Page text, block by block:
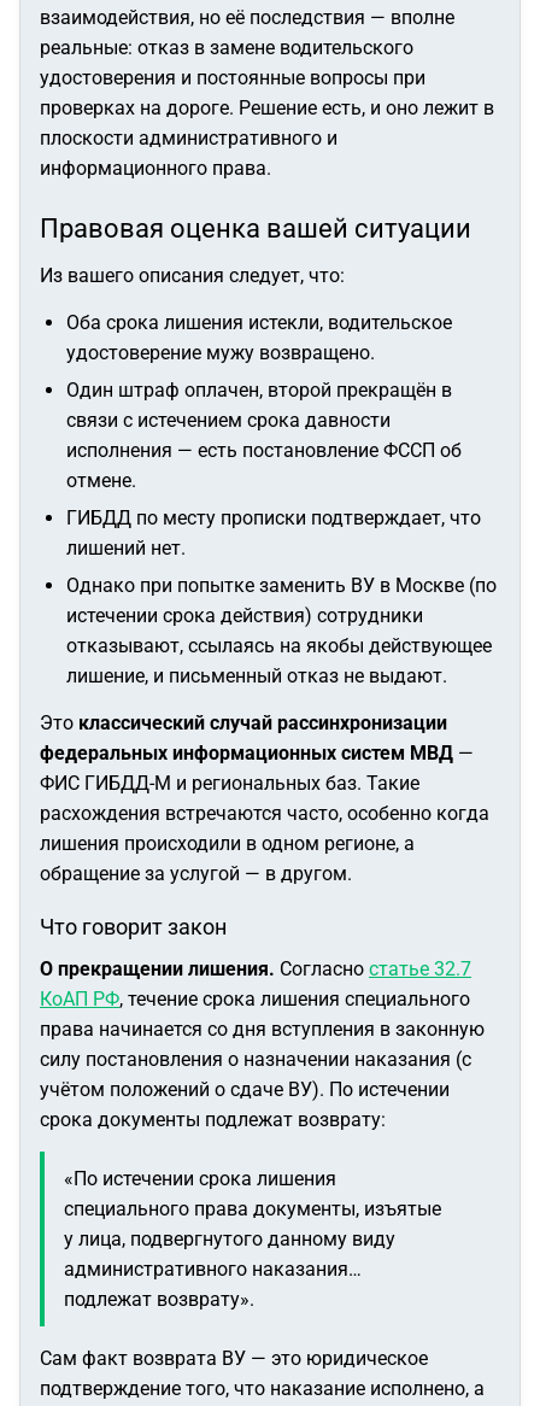
взаимодействия, но её последствия — вполне
реальные: отказ в замене водительского
удостоверения и постоянные вопросы при
проверках на дороге. Решение есть, и оно лежит в
плоскости административного и
информационного права.
Правовая оценка вашей ситуации
Из вашего описания следует, что:
Оба срока лишения истекли, водительское
удостоверение мужу возвращено.
Один штраф оплачен, второй прекращён в
связи с истечением срока давности
исполнения — есть постановление ФССП об
отмене.
ГИБДД по месту прописки подтверждает, что
лишений нет.
Однако при попытке заменить ВУ в Москве (по
истечении срока действия) сотрудники
отказывают, ссылаясь на якобы действующее
лишение, и письменный отказ не выдают.
Это классический случай рассинхронизации
федеральных информационных систем МВД —
ФИС ГИБДД-М и региональных баз. Такие
расхождения встречаются часто, особенно когда
лишения происходили в одном регионе, а
обращение за услугой — в другом.
Что говорит закон
О прекращении лишения. Согласно статье 32.7
КоАП РФ, течение срока лишения специального
права начинается со дня вступления в законную
силу постановления о назначении наказания (с
учётом положений о сдаче ВУ). По истечении
срока документы подлежат возврату:
«По истечении срока лишения
специального права документы, изъятые
у лица, подвергнутого данному виду
административного наказания…
подлежат возврату».
Сам факт возврата ВУ — это юридическое
подтверждение того, что наказание исполнено, а